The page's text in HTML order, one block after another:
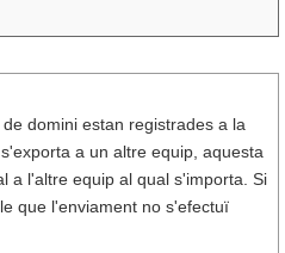
domini estan registrades a la
a un altre equip, aquesta
a l'altre equip al qual s'importa. Si
que l'enviament no s'efectuï